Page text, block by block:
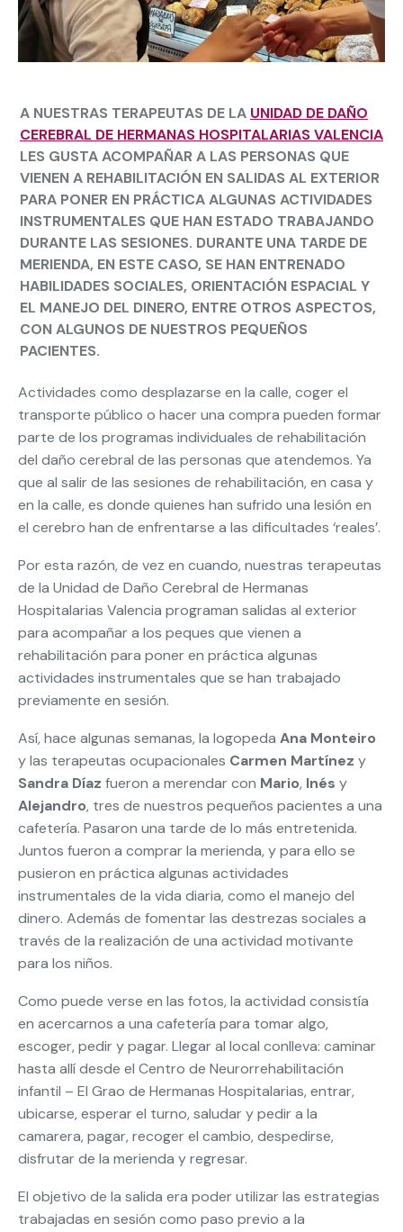
A NUESTRAS TERAPEUTAS DE LA UNIDAD DE DAÑO
CEREBRAL DE HERMANAS HOSPITALARIAS VALENCIA
LES GUSTA ACOMPAÑAR A LAS PERSONAS QUE
VIENEN A REHABILITACIÓN EN SALIDAS AL EXTERIOR
PARA PONER EN PRÁCTICA ALGUNAS ACTIVIDADES
INSTRUMENTALES QUE HAN ESTADO TRABAJANDO
DURANTE LAS SESIONES. DURANTE UNA TARDE DE
MERIENDA, EN ESTE CASO, SE HAN ENTRENADO
HABILIDADES SOCIALES, ORIENTACIÓN ESPACIAL Y
EL MANEJO DEL DINERO, ENTRE OTROS ASPECTOS,
CON ALGUNOS DE NUESTROS PEQUEÑOS
PACIENTES.
Actividades como desplazarse en la calle, coger el
transporte público o hacer una compra pueden formar
parte de los programas individuales de rehabilitación
del daño cerebral de las personas que atendemos. Ya
que al salir de las sesiones de rehabilitación, en casa y
en la calle, es donde quienes han sufrido una lesión en
el cerebro han de enfrentarse a las dificultades ‘reales’.
Por esta razón, de vez en cuando, nuestras terapeutas
de la Unidad de Daño Cerebral de Hermanas
Hospitalarias Valencia programan salidas al exterior
para acompañar a los peques que vienen a
rehabilitación para poner en práctica algunas
actividades instrumentales que se han trabajado
previamente en sesión.
Así, hace algunas semanas, la logopeda Ana Monteiro
y las terapeutas ocupacionales Carmen Martínez y
Sandra Díaz fueron a merendar con Mario, Inés y
Alejandro, tres de nuestros pequeños pacientes a una
cafetería. Pasaron una tarde de lo más entretenida.
Juntos fueron a comprar la merienda, y para ello se
pusieron en práctica algunas actividades
instrumentales de la vida diaria, como el manejo del
dinero. Además de fomentar las destrezas sociales a
través de la realización de una actividad motivante
para los niños.
Como puede verse en las fotos, la actividad consistía
en acercarnos a una cafetería para tomar algo,
escoger, pedir y pagar. Llegar al local conlleva: caminar
hasta allí desde el Centro de Neurorrehabilitación
infantil – El Grao de Hermanas Hospitalarias, entrar,
ubicarse, esperar el turno, saludar y pedir a la
camarera, pagar, recoger el cambio, despedirse,
disfrutar de la merienda y regresar.
El objetivo de la salida era poder utilizar las estrategias
trabajadas en sesión como paso previo a la